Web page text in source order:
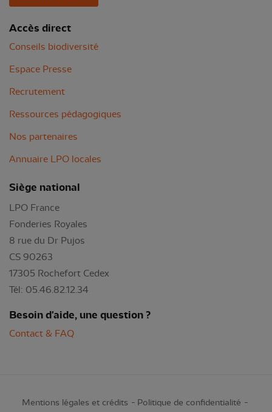
Accès direct
Conseils biodiversité
Espace Presse
Recrutement
Ressources pédagogiques
Nos partenaires
Annuaire LPO locales
Siège national
LPO France
Fonderies Royales
8 rue du Dr Pujos
CS 90263
17305 Rochefort Cedex
Tél: 05.46.82.12.34
Besoin d'aide, une question ?
Contact & FAQ
Mentions légales et crédits Politique de confidentialité